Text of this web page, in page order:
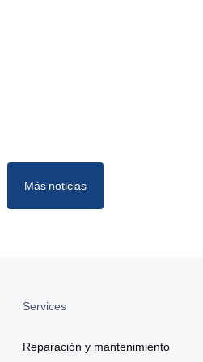
Más noticias
Services
Reparación y mantenimiento